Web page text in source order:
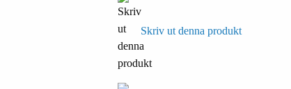
Skriv ut denna produkt